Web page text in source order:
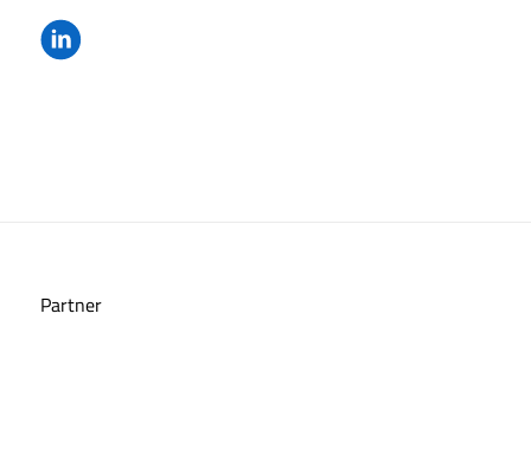
Partner